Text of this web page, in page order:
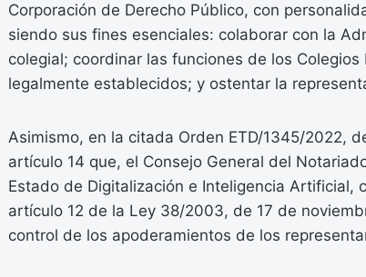
Corporación de Derecho Público, con
siendo sus fines esenciales: colaborar con la
colegial; coordinar las funciones de los
legalmente establecidos; y ostentar la
Asimismo, en la citada Orden ETD/1345/2022,
artículo 14 que, el Consejo General del
Estado de Digitalización e Inteligencia
artículo 12 de la Ley 38/2003, de 17 de
control de los apoderamientos de los